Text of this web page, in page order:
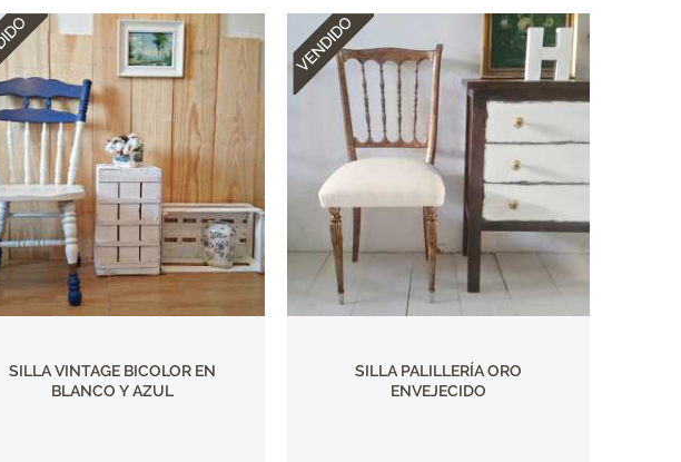
SILLA VINTAGE BICOLOR EN
BLANCO Y AZUL
SILLA PALILLERÍA ORO
ENVEJECIDO